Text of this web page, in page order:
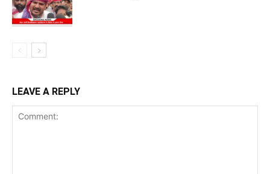
LEAVE A REPLY